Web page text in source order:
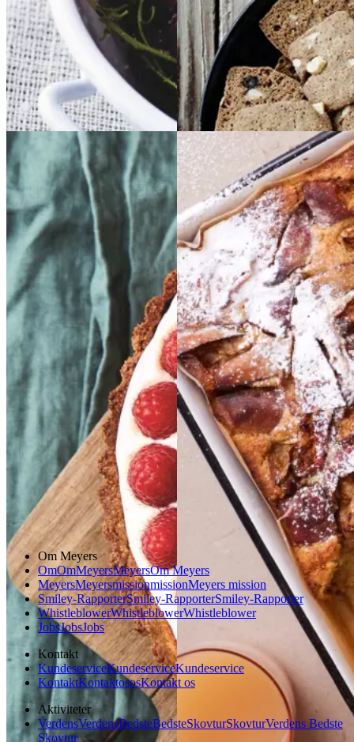
Gem opskrift
Dessert
Dansk mad
Sommermad
Gem opskrift
Glutenfri Glutenfri
bærtærte
bærtærte
medmed bagt
bagt
mandelcreme
mandel
creme
Gem opskrift
Dessert
Glutenfri
ÆblekageÆblekage
Gem opskrift
Dessert
Dansk mad
Om Meyers
OmOmMeyersMeyersOm Meyers
MeyersMeyersmissionmissionMeyers mission
Smiley-RapporterSmiley-RapporterSmiley-Rapporter
WhistleblowerWhistleblowerWhistleblower
JobsJobsJobs
Kontakt
KundeserviceKundeserviceKundeservice
KontaktKontaktososKontakt os
Aktiviteter
VerdensVerdensBedsteBedsteSkovturSkovturVerdens Bedste
Skovtur